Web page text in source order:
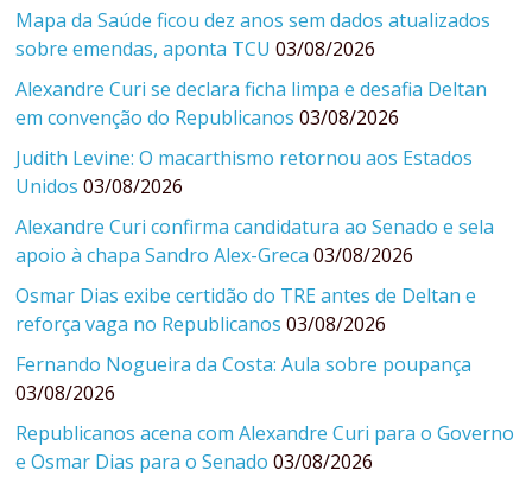
Mapa da Saúde ficou dez anos sem dados atualizados
sobre emendas, aponta TCU 03/08/2026
Alexandre Curi se declara ficha limpa e desafia Deltan
em convenção do Republicanos 03/08/2026
Judith Levine: O macarthismo retornou aos Estados
Unidos 03/08/2026
Alexandre Curi confirma candidatura ao Senado e sela
apoio à chapa Sandro Alex-Greca 03/08/2026
Osmar Dias exibe certidão do TRE antes de Deltan e
reforça vaga no Republicanos 03/08/2026
Fernando Nogueira da Costa: Aula sobre poupança
03/08/2026
Republicanos acena com Alexandre Curi para o Governo
e Osmar Dias para o Senado 03/08/2026